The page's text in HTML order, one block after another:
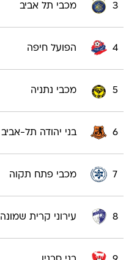
3 מכבי תל אביב
4 הפועל חיפה
5 מכבי נתניה
6 בני יהודה תל-אביב
7 מכבי פתח תקוה
8 עירוני קרית שמונה